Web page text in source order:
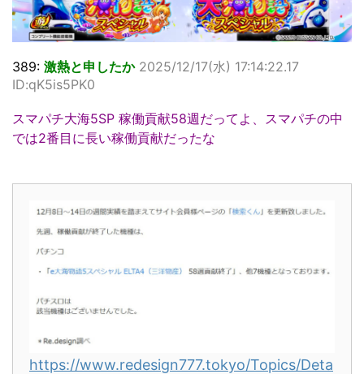
389: 激熱と申したか 2025/12/17(水) 17:14:22.17
ID:qK5is5PK0
スマパチ大海5SP 稼働貢献58週だってよ、スマパチの中
では2番目に長い稼働貢献だったな
https://www.redesign777.tokyo/Topics/Deta